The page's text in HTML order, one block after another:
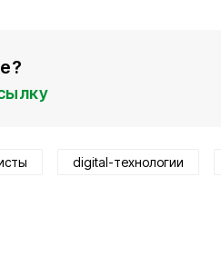
digital-технологии